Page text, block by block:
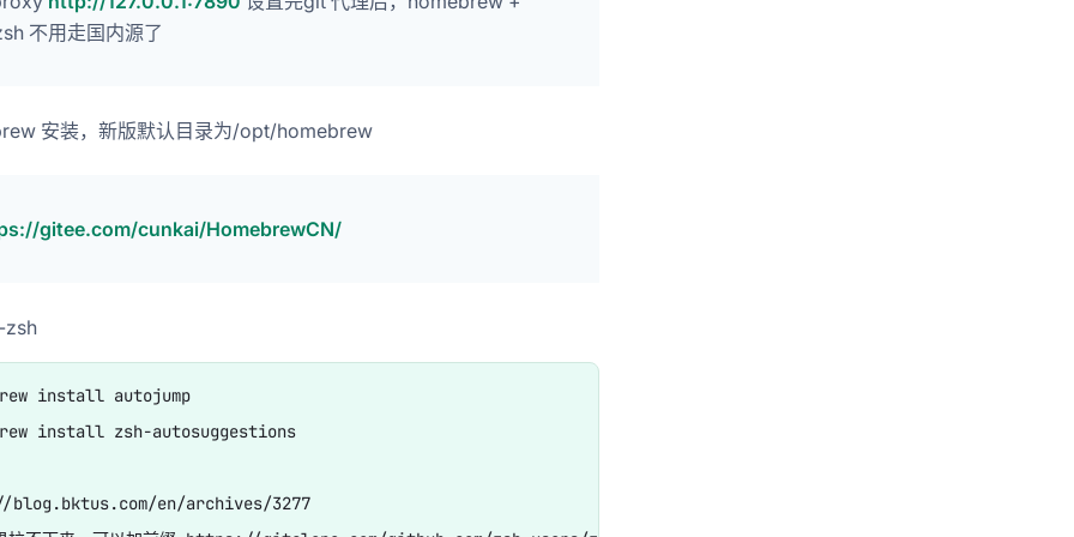
不用走国内源了
安装，新版默认目录为/opt/homebrew
gitee.com/cunkai/HomebrewCN/
zsh
install autojump
install zsh-autosuggestions
en/archives/3277